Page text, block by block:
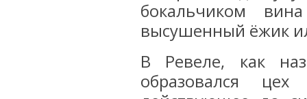
бокальчиком
высушенный ёжик
В Ревеле, как
образовался